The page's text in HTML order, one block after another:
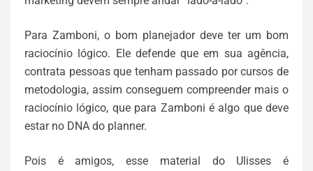
Para Zamboni, o bom planejador deve ter um bom
raciocínio lógico. Ele defende que em sua agência,
contrata pessoas que tenham passado por cursos de
metodologia, assim conseguem compreender mais o
raciocínio lógico, que para Zamboni é algo que deve
estar no DNA do planner.
Pois é amigos, esse material do Ulisses é